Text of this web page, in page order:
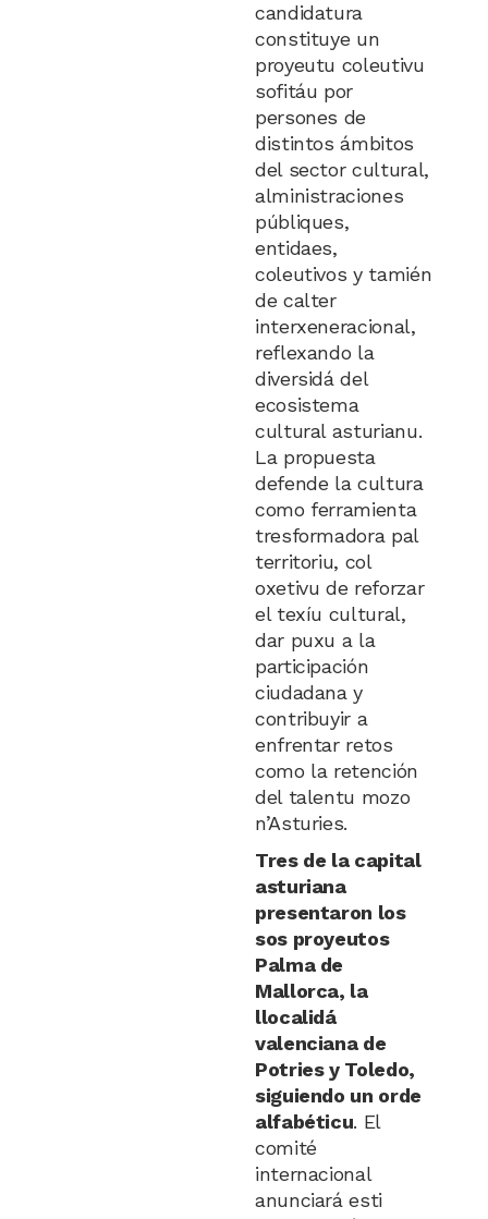
candidatura
constituye un
proyeutu coleutivu
sofitáu por
persones de
distintos ámbitos
del sector cultural,
alministraciones
públiques,
entidaes,
coleutivos y tamién
de calter
interxeneracional,
reflexando la
diversidá del
ecosistema
cultural asturianu.
La propuesta
defende la cultura
como ferramienta
tresformadora pal
territoriu, col
oxetivu de reforzar
el texíu cultural,
dar puxu a la
participación
ciudadana y
contribuyir a
enfrentar retos
como la retención
del talentu mozo
n’Asturies.
Tres de la capital
asturiana
presentaron los
sos proyeutos
Palma de
Mallorca, la
llocalidá
valenciana de
Potries y Toledo,
siguiendo un orde
alfabéticu. El
comité
internacional
anunciará esti